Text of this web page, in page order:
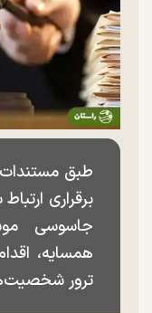
طبق مستندات
برقراری
جاسوسی
همسایه،
ترور